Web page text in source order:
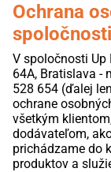
Ochrana
spoločnosti
V spoločnosti Up
64A, Bratislava -
528 654 (ďalej
ochrane
všetkým
dodávateľom,
prichádzame do
produktov a